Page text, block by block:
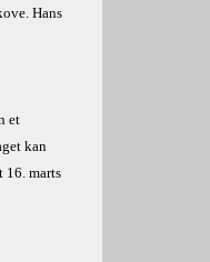
Hans
et
kan
16. marts